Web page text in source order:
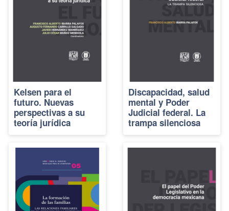
Kelsen para el
futuro. Nuevas
perspectivas a su
teoría jurídica
Discapacidad, salud
mental y Poder
Judicial federal. La
trampa silenciosa